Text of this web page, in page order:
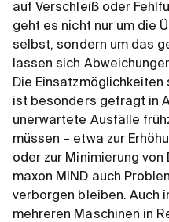
auf Verschleiß oder
geht es nicht nur um die
selbst, sondern um das
lassen sich
Die
ist besonders gefragt in
unerwartete Ausfälle
müssen – etwa zur
oder zur Minimierung
maxon MIND auch
verborgen bleiben. Auch
mehreren Maschinen in